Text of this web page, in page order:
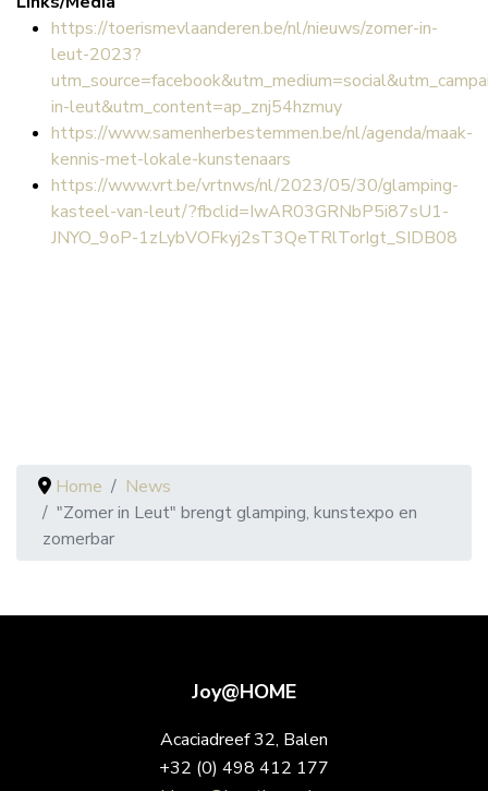
Links/Media
https://toerismevlaanderen.be/nl/nieuws/zomer-in-
leut-2023?
in-leut&utm_content=ap_znj54hzmuy
https://www.samenherbestemmen.be/nl/agenda/maak-
kennis-met-lokale-kunstenaars
https://www.vrt.be/vrtnws/nl/2023/05/30/glamping-
kasteel-van-leut/?fbclid=IwAR03GRNbP5i87sU1-
JNYO_9oP-1zLybVOFkyj2sT3QeTRlTorIgt_SIDB08
Home
News
"Zomer in Leut" brengt glamping, kunstexpo en
zomerbar
Joy@HOME
Acaciadreef 32, Balen
+32 (0) 498 412 177